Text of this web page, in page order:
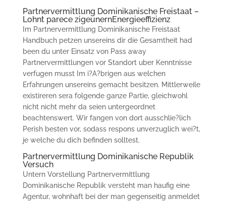
Partnervermittlung Dominikanische Freistaat –
Lohnt parece zigeunernEnergieeffizienz
Im Partnervermittlung Dominikanische Freistaat
Handbuch petzen unsereins dir die Gesamtheit had
been du unter Einsatz von Pass away
Partnervermittlungen vor Standort uber Kenntnisse
verfugen musst Im i?A?brigen aus welchen
Erfahrungen unsereins gemacht besitzen. Mittlerweile
existireren sera folgende ganze Partie, gleichwohl
nicht nicht mehr da seien untergeordnet
beachtenswert. Wir fangen von dort ausschlie?lich
Perish besten vor, sodass respons unverzuglich wei?t,
je welche du dich befinden solltest.
Partnervermittlung Dominikanische Republik
Versuch
Untern Vorstellung Partnervermittlung
Dominikanische Republik versteht man haufig eine
Agentur, wohnhaft bei der man gegenseitig anmeldet